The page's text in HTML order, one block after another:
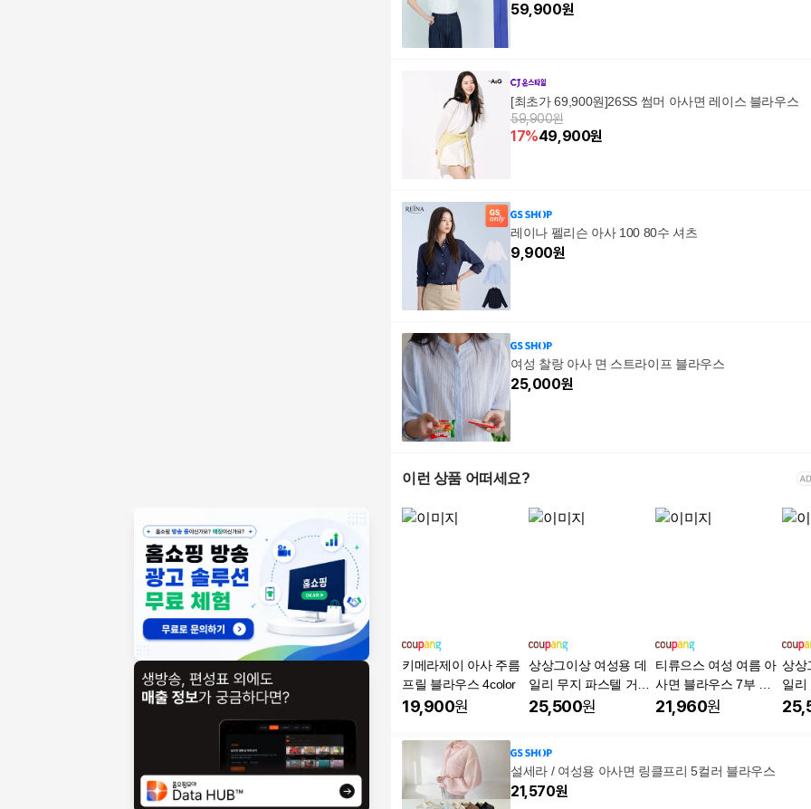
59,900원
[최초가 69,900원]26SS 썸머 아사면 레이스 블라우스
59,900원
17%49,900원
레이나 펠리슨 아사 100 80수 셔츠
9,900원
여성 찰랑 아사 면 스트라이프 블라우스
25,000원
이런 상품 어떠세요?
키메라제이 아사 주름
프릴 블라우스 4color
19,900원
상상그이상 여성용 데
일리 무지 파스텔 거즈
셔츠 남방 린넨 롤업셔
25,500원
티류으스 여성 여름 아
사면 블라우스 7부 꽃
자수 루즈핏 시어서커
21,960원
상상
일리
셔츠
츠
설세라 / 여성용 아사면 링클프리 5컬러 블라우스
21,570원